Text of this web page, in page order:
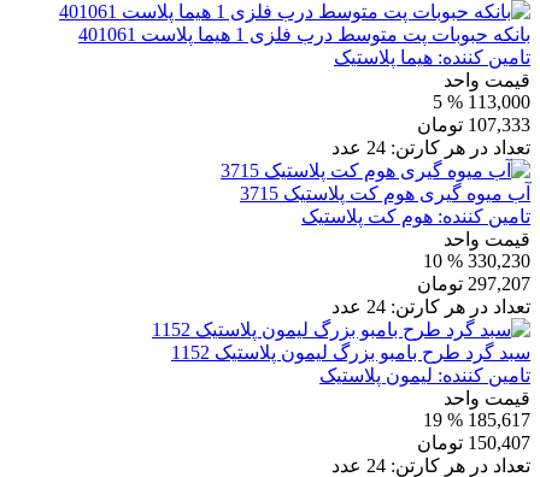
بانکه حبوبات پت متوسط درب فلزی 1 هیما پلاست 401061
تامین کننده: هیما پلاستیک
قیمت واحد
113,000
% 5
107,333 تومان
تعداد در هر کارتن: 24 عدد
آب میوه گیری هوم کت پلاستیک 3715
تامین کننده: هوم کت پلاستیک
قیمت واحد
330,230
% 10
297,207 تومان
تعداد در هر کارتن: 24 عدد
سبد گرد طرح بامبو بزرگ لیمون پلاستیک 1152
تامین کننده: لیمون پلاستیک
قیمت واحد
185,617
% 19
150,407 تومان
تعداد در هر کارتن: 24 عدد